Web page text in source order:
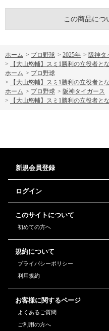
この商品につ
ホーム > プロ野球 > 2025年 > 阪神タ
>
【大山悠輔】スミ1勝利の立役者と
ホーム > プロ野球
>
【大山悠輔】スミ1勝利の立役者と
ホーム > プロ野球 > 阪神タイガース
>
【大山悠輔】スミ1勝利の立役者と
新規会員登録
ログイン
このサイトについて
初めての方へ
規約について
プライバシーポリシー
利用規約
お客様に関するページ
よくあるご質問
ご利用の方へ